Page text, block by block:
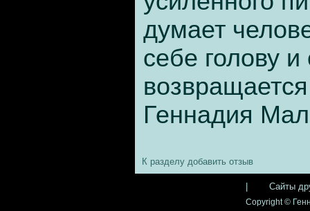
думает
себе голову и
Геннадия
К разделу добавить отзыв
Сайты
Copyright ©